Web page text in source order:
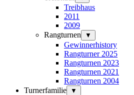
Treibhaus
2011
2009
Rangturnen
▼
Gewinnerhistory
Rangturner 2025
Rangturnen 2023
Rangturnen 2021
Rangturnen 2004
Turnerfamilie
▼